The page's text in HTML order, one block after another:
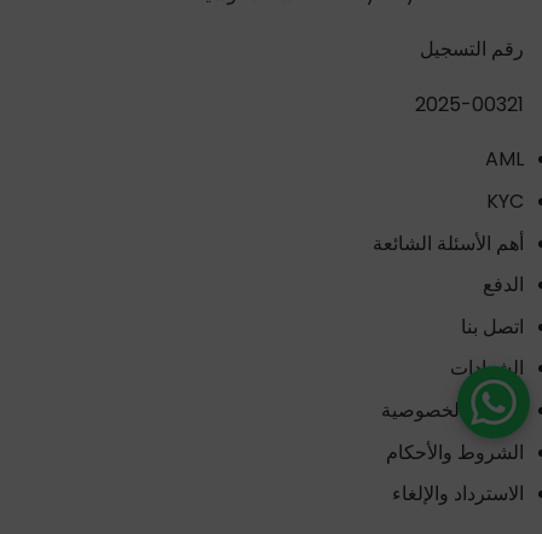
رقم التسجيل
2025-00321
AML
KYC
أهم الأسئلة الشائعة
الدفع
اتصل بنا
الشهادات
سياسة الخصوصية
الشروط والأحكام
الاسترداد والإلغاء